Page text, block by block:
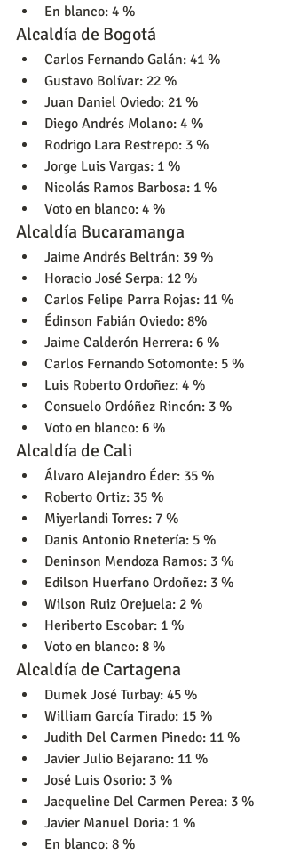
En blanco: 4 %
Alcaldía de Bogotá
Carlos Fernando Galán: 41 %
Gustavo Bolívar: 22 %
Juan Daniel Oviedo: 21 %
Diego Andrés Molano: 4 %
Rodrigo Lara Restrepo: 3 %
Jorge Luis Vargas: 1 %
Nicolás Ramos Barbosa: 1 %
Voto en blanco: 4 %
Alcaldía Bucaramanga
Jaime Andrés Beltrán: 39 %
Horacio José Serpa: 12 %
Carlos Felipe Parra Rojas: 11 %
Édinson Fabián Oviedo: 8%
Jaime Calderón Herrera: 6 %
Carlos Fernando Sotomonte: 5 %
Luis Roberto Ordoñez: 4 %
Consuelo Ordóñez Rincón: 3 %
Voto en blanco: 6 %
Alcaldía de Cali
Álvaro Alejandro Éder: 35 %
Roberto Ortiz: 35 %
Miyerlandi Torres: 7 %
Danis Antonio Rnetería: 5 %
Deninson Mendoza Ramos: 3 %
Edilson Huerfano Ordoñez: 3 %
Wilson Ruiz Orejuela: 2 %
Heriberto Escobar: 1 %
Voto en blanco: 8 %
Alcaldía de Cartagena
Dumek José Turbay: 45 %
William García Tirado: 15 %
Judith Del Carmen Pinedo: 11 %
Javier Julio Bejarano: 11 %
José Luis Osorio: 3 %
Jacqueline Del Carmen Perea: 3 %
Javier Manuel Doria: 1 %
En blanco: 8 %